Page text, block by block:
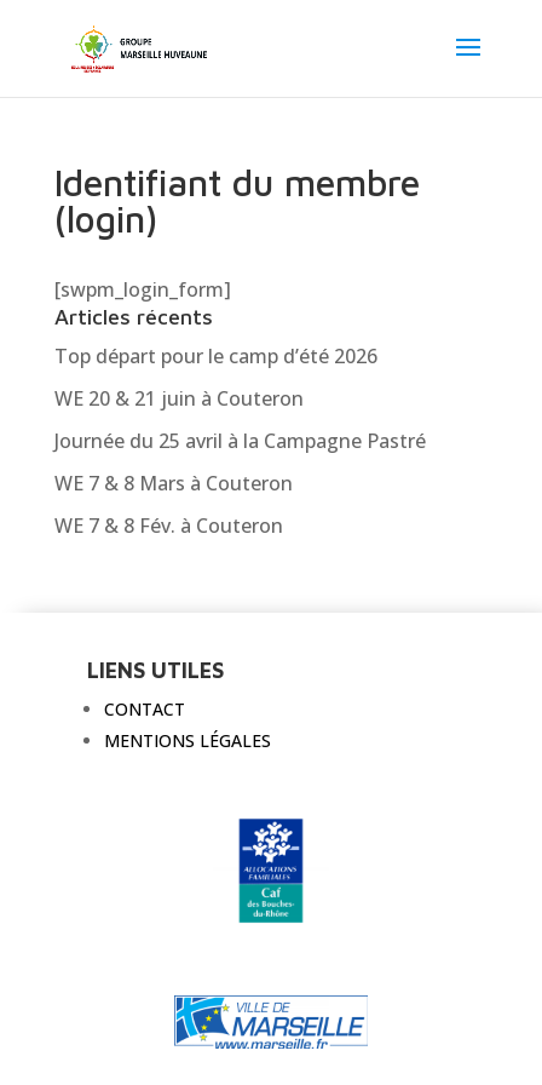
Identifiant du membre
(login)
[swpm_login_form]
Articles récents
Top départ pour le camp d’été 2026
WE 20 & 21 juin à Couteron
Journée du 25 avril à la Campagne Pastré
WE 7 & 8 Mars à Couteron
WE 7 & 8 Fév. à Couteron
LIENS UTILES
CONTACT
MENTIONS LÉGALES